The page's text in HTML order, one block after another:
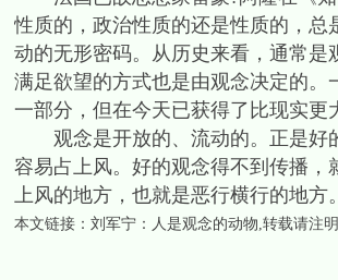
性质的，政治性质的还是性质的，
动的无形密码。从历史来看，通常
满足欲望的方式也是由观念决定的
一部分，但在今天已获得了比现实更
观念是开放的、流动的。正是好
容易占上风。好的观念得不到传播
上风的地方，也就是恶行横行的地
本文链接： 刘军宁：人是观念的动物,转载请注明